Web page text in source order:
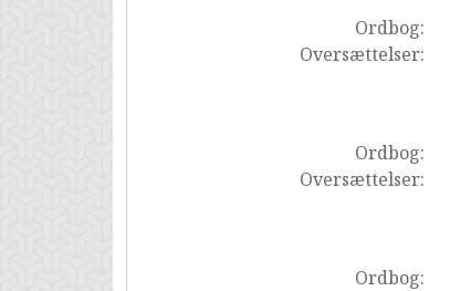
Ordbog:
Oversættelser:
Ordbog:
Oversættelser:
Ordbog: